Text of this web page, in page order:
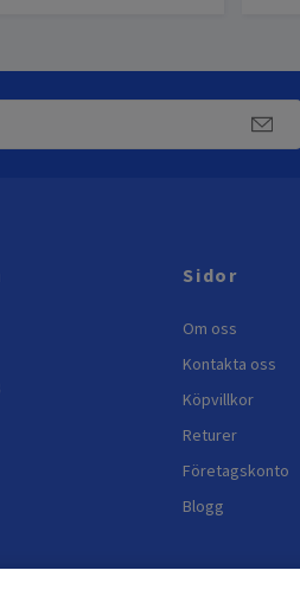
Sidor
Om oss
Kontakta oss
Köpvillkor
Returer
Företagskonto
Blogg